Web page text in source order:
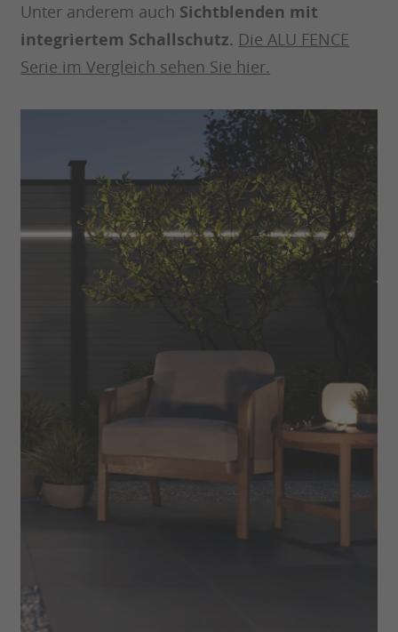
Unter anderem auch Sichtblenden mit
integriertem Schallschutz. Die ALU FENCE
Serie im Vergleich sehen Sie hier.